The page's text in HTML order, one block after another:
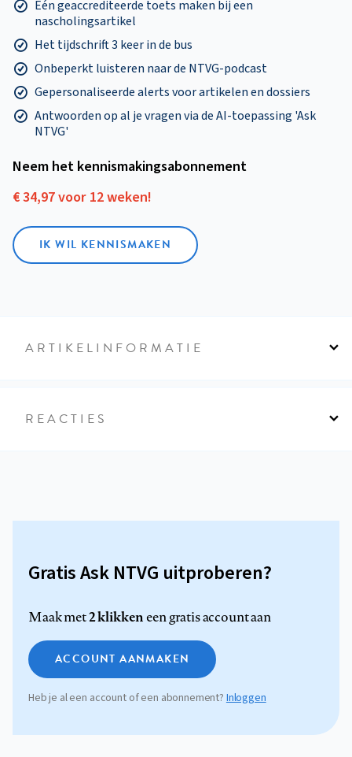
Eén geaccrediteerde toets maken bij een
nascholingsartikel
Het tijdschrift 3 keer in de bus
Onbeperkt luisteren naar de NTVG-podcast
Gepersonaliseerde alerts voor artikelen en dossiers
Antwoorden op al je vragen via de AI-toepassing 'Ask
NTVG'
Neem het kennismakings­abonnement
€ 34,97 voor 12 weken!
IK WIL KENNISMAKEN
ARTIKELINFORMATIE
REACTIES
Gratis Ask NTVG uitproberen?
Maak met2 klikkeneen gratis account aan
ACCOUNT AANMAKEN
Heb je al een account of een abonnement?Inloggen